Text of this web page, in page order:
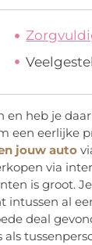
en heb je
een eerlijke
jouw auto
via
is groot.
intussen al
deal